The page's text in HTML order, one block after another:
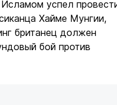
успел
Хайме Мунгии,
британец должен
бой против